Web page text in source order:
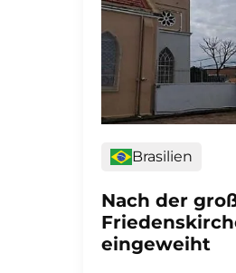
Brasilien
Nach der
eingeweiht